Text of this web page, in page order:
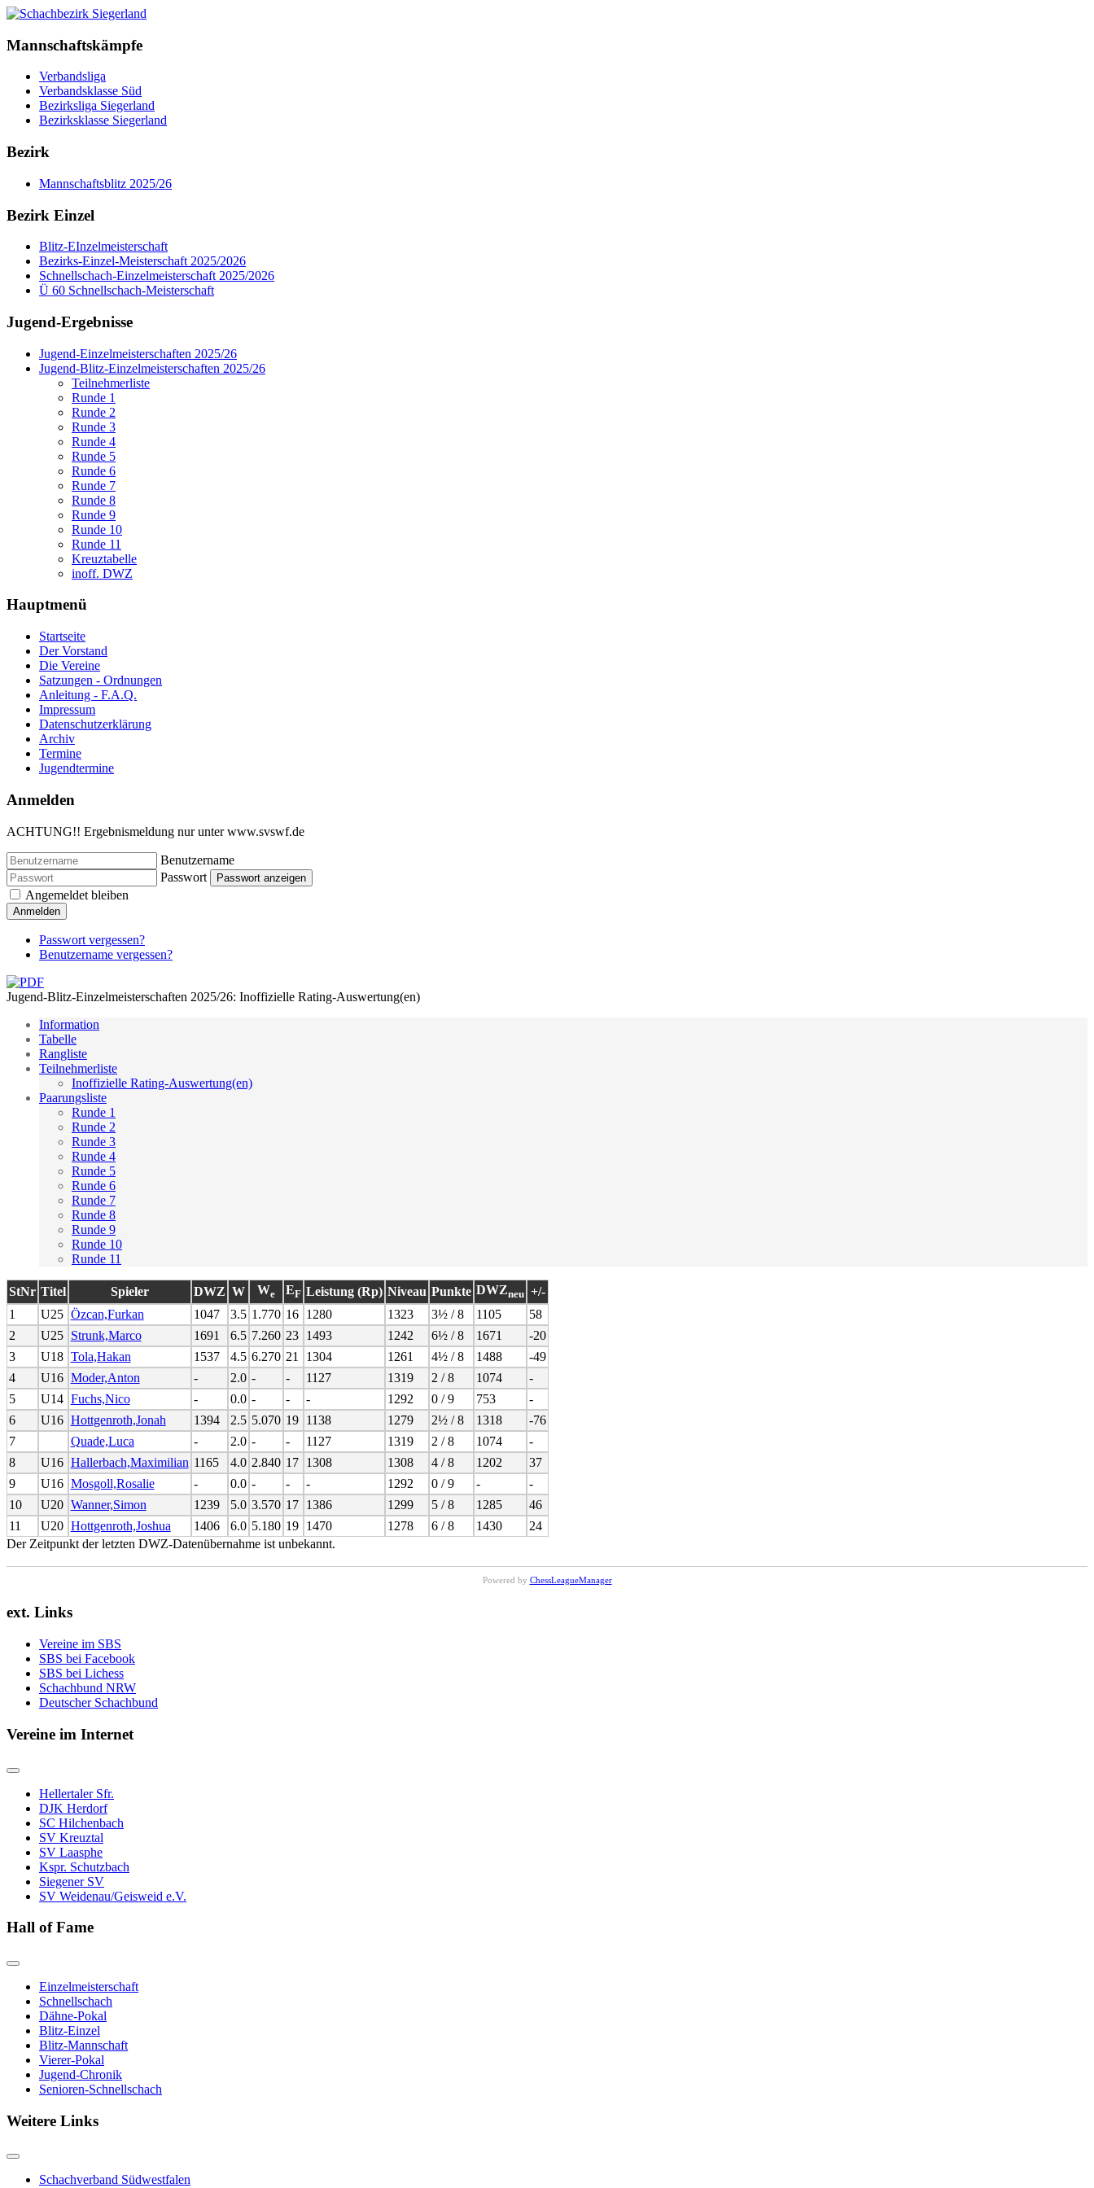
Mannschaftskämpfe
Verbandsliga
Verbandsklasse Süd
Bezirksliga Siegerland
Bezirksklasse Siegerland
Bezirk
Mannschaftsblitz 2025/26
Bezirk Einzel
Blitz-EInzelmeisterschaft
Bezirks-Einzel-Meisterschaft 2025/2026
Schnellschach-Einzelmeisterschaft 2025/2026
Ü 60 Schnellschach-Meisterschaft
Jugend-Ergebnisse
Jugend-Einzelmeisterschaften 2025/26
Jugend-Blitz-Einzelmeisterschaften 2025/26
Teilnehmerliste
Runde 1
Runde 2
Runde 3
Runde 4
Runde 5
Runde 6
Runde 7
Runde 8
Runde 9
Runde 10
Runde 11
Kreuztabelle
inoff. DWZ
Hauptmenü
Startseite
Der Vorstand
Die Vereine
Satzungen - Ordnungen
Anleitung - F.A.Q.
Impressum
Datenschutzerklärung
Archiv
Termine
Jugendtermine
Anmelden
ACHTUNG!! Ergebnismeldung nur unter www.svswf.de
Benutzername
Passwort
Passwort anzeigen
Angemeldet bleiben
Anmelden
Passwort vergessen?
Benutzername vergessen?
Jugend-Blitz-Einzelmeisterschaften 2025/26: Inoffizielle Rating-Auswertung(en)
Information
Tabelle
Rangliste
Teilnehmerliste
Inoffizielle Rating-Auswertung(en)
Paarungsliste
Runde 1
Runde 2
Runde 3
Runde 4
Runde 5
Runde 6
Runde 7
Runde 8
Runde 9
Runde 10
Runde 11
StNr Titel Spieler DWZ W We EF Leistung (Rp) Niveau Punkte DWZneu +/-
1
U25 Özcan,Furkan 1047 3.5 1.770 16 1280 1323 3½ / 8 1105
58
2
U25 Strunk,Marco 1691 6.5 7.260 23 1493 1242 6½ / 8 1671
-20
3
U18 Tola,Hakan 1537 4.5 6.270 21 1304 1261 4½ / 8 1488
-49
4
U16 Moder,Anton - 2.0 - - 1127 1319 2 / 8 1074
-
5
U14 Fuchs,Nico - 0.0 - - - 1292 0 / 9 753
-
6
U16 Hottgenroth,Jonah 1394 2.5 5.070 19 1138 1279 2½ / 8 1318
-76
7
Quade,Luca - 2.0 - - 1127 1319 2 / 8 1074
-
8
U16 Hallerbach,Maximilian 1165 4.0 2.840 17 1308 1308 4 / 8 1202
37
9
U16 Mosgoll,Rosalie - 0.0 - - - 1292 0 / 9 -
-
10
U20 Wanner,Simon 1239 5.0 3.570 17 1386 1299 5 / 8 1285
46
11
U20 Hottgenroth,Joshua 1406 6.0 5.180 19 1470 1278 6 / 8 1430
24
Der Zeitpunkt der letzten DWZ-Datenübernahme ist unbekannt.
Powered by ChessLeagueManager
ext. Links
Vereine im SBS
SBS bei Facebook
SBS bei Lichess
Schachbund NRW
Deutscher Schachbund
Vereine im Internet
Hellertaler Sfr.
DJK Herdorf
SC Hilchenbach
SV Kreuztal
SV Laasphe
Kspr. Schutzbach
Siegener SV
SV Weidenau/Geisweid e.V.
Hall of Fame
Einzelmeisterschaft
Schnellschach
Dähne-Pokal
Blitz-Einzel
Blitz-Mannschaft
Vierer-Pokal
Jugend-Chronik
Senioren-Schnellschach
Weitere Links
Schachverband Südwestfalen